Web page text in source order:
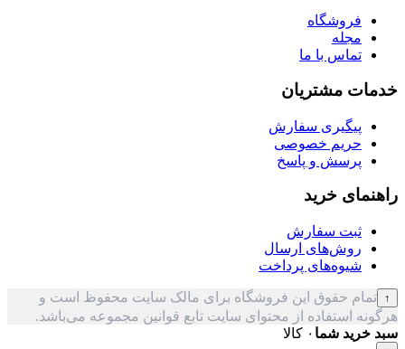
فروشگاه
مجله
تماس با ما
خدمات مشتریان
پیگیری سفارش
حریم خصوصی
پرسش و پاسخ
راهنمای خرید
ثبت سفارش
روش‌های ارسال
شیوه‌های پرداخت
↑ تمام حقوق این فروشگاه برای مالک سایت محفوظ است و
هرگونه استفاده از محتوای سایت تابع قوانین مجموعه می‌باشد.
سبد خرید شما ۰ کالا